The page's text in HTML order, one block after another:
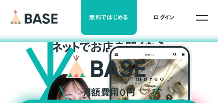
無料ではじめる ログイン
ネットでお店を開くなら
月額費用0円